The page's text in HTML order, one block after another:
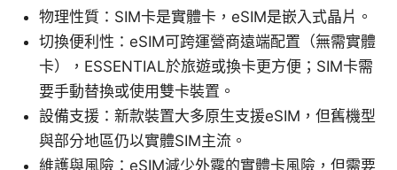
物理性質：SIM卡是實體卡，eSIM是嵌入式晶片。
切換便利性：eSIM可跨運營商遠端配置（無需實體
卡），ESSENTIAL於旅遊或換卡更方便；SIM卡需
要手動替換或使用雙卡裝置。
設備支援：新款裝置大多原生支援eSIM，但舊機型
與部分地區仍以實體SIM主流。
維護與風險：eSIM減少外露的實體卡風險，但需要